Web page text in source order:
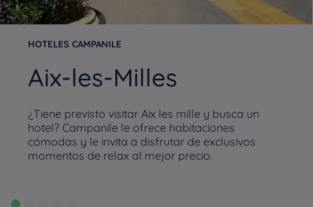
HOTELES CAMPANILE
Aix-les-Milles
¿Tiene previsto visitar Aix les mille y busca un
hotel? Campanile le ofrece habitaciones
cómodas y le invita a disfrutar de exclusivos
momentos de relax al mejor precio.